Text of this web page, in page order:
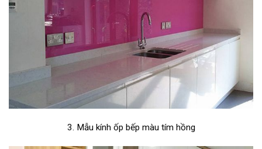
3. Mẫu kính ốp bếp màu tím hồng